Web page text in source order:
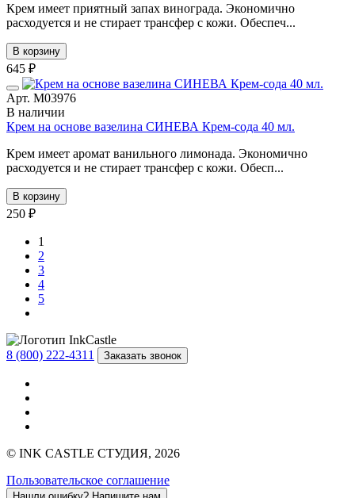
Крем имеет приятный запах винограда. Экономично
расходуется и не стирает трансфер с кожи. Обеспеч...
В корзину
645 ₽
Арт. М03976
В наличии
Крем на основе вазелина СИНЕВА Крем-сода 40 мл.
Крем имеет аромат ванильного лимонада. Экономично
расходуется и не стирает трансфер с кожи. Обесп...
В корзину
250 ₽
1
2
3
4
5
8 (800) 222-4311 Заказать звонок
© INK CASTLE СТУДИЯ, 2026
Пользовательское соглашение